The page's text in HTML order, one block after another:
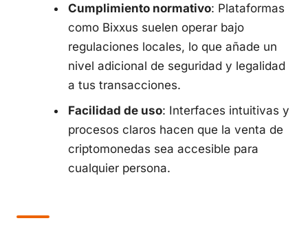
Cumplimiento normativo: Plataformas
como Bixxus suelen operar bajo
regulaciones locales, lo que añade un
nivel adicional de seguridad y legalidad
a tus transacciones.
Facilidad de uso: Interfaces intuitivas y
procesos claros hacen que la venta de
criptomonedas sea accesible para
cualquier persona.